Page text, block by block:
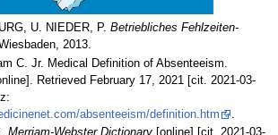
U. NIEDER, P.Betriebliches Fehlzeiten-
2013.
C. Jr. Medical Definition of Absenteeism.
Retrieved February 17, 2021 [cit. 2021-03-
absenteeism/definition.htm
Merriam-Webster Dictionary [online] [cit. 2021-03-